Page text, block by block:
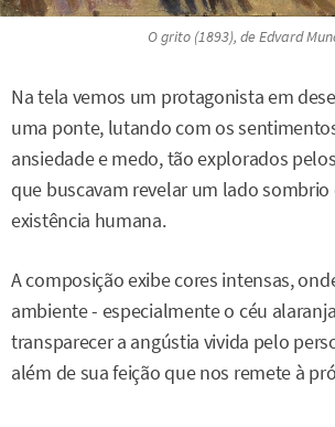
O grito (1893), de Edvard
Na tela vemos um protagonista em
uma ponte, lutando com os
ansiedade e medo, tão explorados
que buscavam revelar um lado
existência humana.
A composição exibe cores intensas,
ambiente - especialmente o céu
transparecer a angústia vivida pelo
além de sua feição que nos remete à